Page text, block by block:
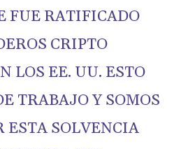
FUE RATIFICADO
CRIPTO
LOS EE. UU. ESTO
TRABAJO Y SOMOS
ESTA SOLVENCIA